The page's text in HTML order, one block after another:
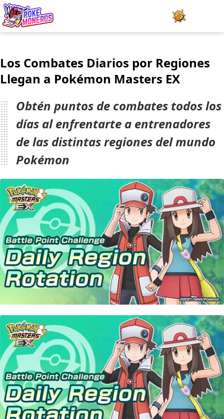
Minijuegos
Team Builder
Tabla de Tipos
Naturalezas
Noticias
LOGIN
Los Combates Diarios por Regiones
Llegan a Pokémon Masters EX
Obtén puntos de combates todos los
días al enfrentarte a entrenadores
de las distintas regiones del mundo
Pokémon